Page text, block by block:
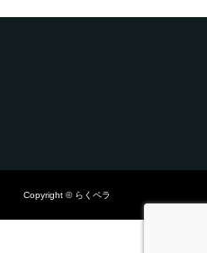
Copyright © らくペラ